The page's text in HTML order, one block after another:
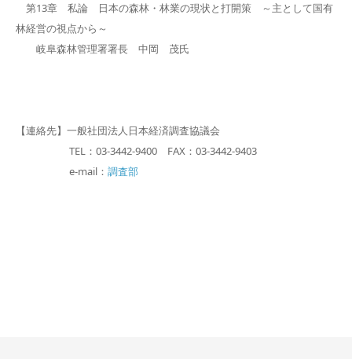
第13章 私論 日本の森林・林業の現状と打開策 ～主として国有
林経営の視点から～
岐阜森林管理署署長 中岡 茂氏
【連絡先】一般社団法人日本経済調査協議会
TEL：03-3442-9400 FAX：03-3442-9403
e-mail： 調査部